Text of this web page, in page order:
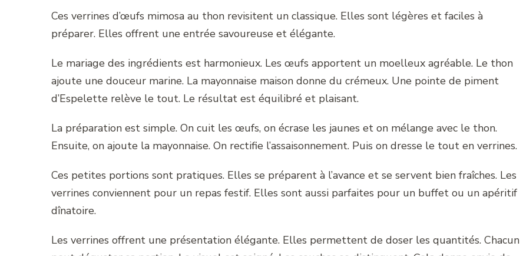
Ces verrines d’œufs mimosa au thon revisitent un classique. Elles sont légères et faciles à
préparer. Elles offrent une entrée savoureuse et élégante.
Le mariage des ingrédients est harmonieux. Les œufs apportent un moelleux agréable. Le thon
ajoute une douceur marine. La mayonnaise maison donne du crémeux. Une pointe de piment
d’Espelette relève le tout. Le résultat est équilibré et plaisant.
La préparation est simple. On cuit les œufs, on écrase les jaunes et on mélange avec le thon.
Ensuite, on ajoute la mayonnaise. On rectifie l’assaisonnement. Puis on dresse le tout en verrines.
Ces petites portions sont pratiques. Elles se préparent à l’avance et se servent bien fraîches. Les
verrines conviennent pour un repas festif. Elles sont aussi parfaites pour un buffet ou un apéritif
dînatoire.
Les verrines offrent une présentation élégante. Elles permettent de doser les quantités. Chacun